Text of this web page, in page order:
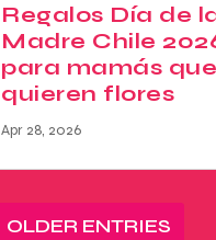
Regalos Día de
Madre Chile
para mamás
quieren flores
Apr 28, 2026
OLDER ENTRIES